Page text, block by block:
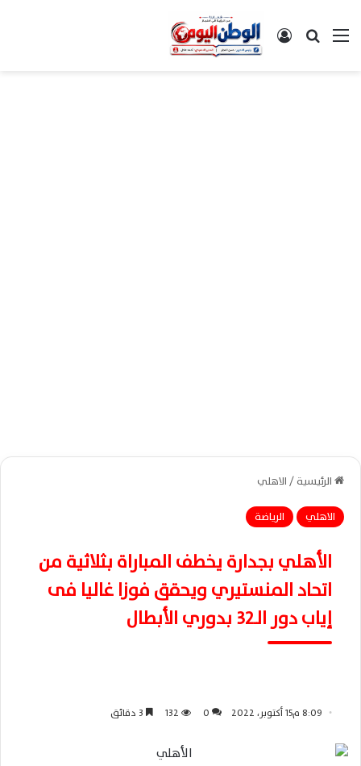
القائمةبحث عن تسجيل الدخول
الرئيسية/الاهلي
الاهلي
الرياضة
الأهلي بجدارة يخطف المباراة بثلاثية من
اتحاد المنستيري ويحقق فوزا غاليا فى
إياب دور الـ32 بدوري الأبطال
8:09 م15 أكتوبر، 2022 0
132